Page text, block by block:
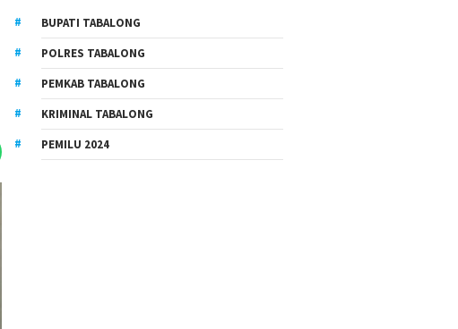
BUPATI TABALONG
POLRES TABALONG
PEMKAB TABALONG
KRIMINAL TABALONG
PEMILU 2024